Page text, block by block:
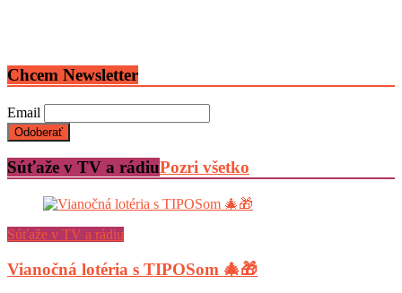
Chcem Newsletter
Email
Súťaže v TV a rádiuPozri všetko
Súťaže v TV a rádiu
Vianočná lotéria s TIPOSom 🎄🎁